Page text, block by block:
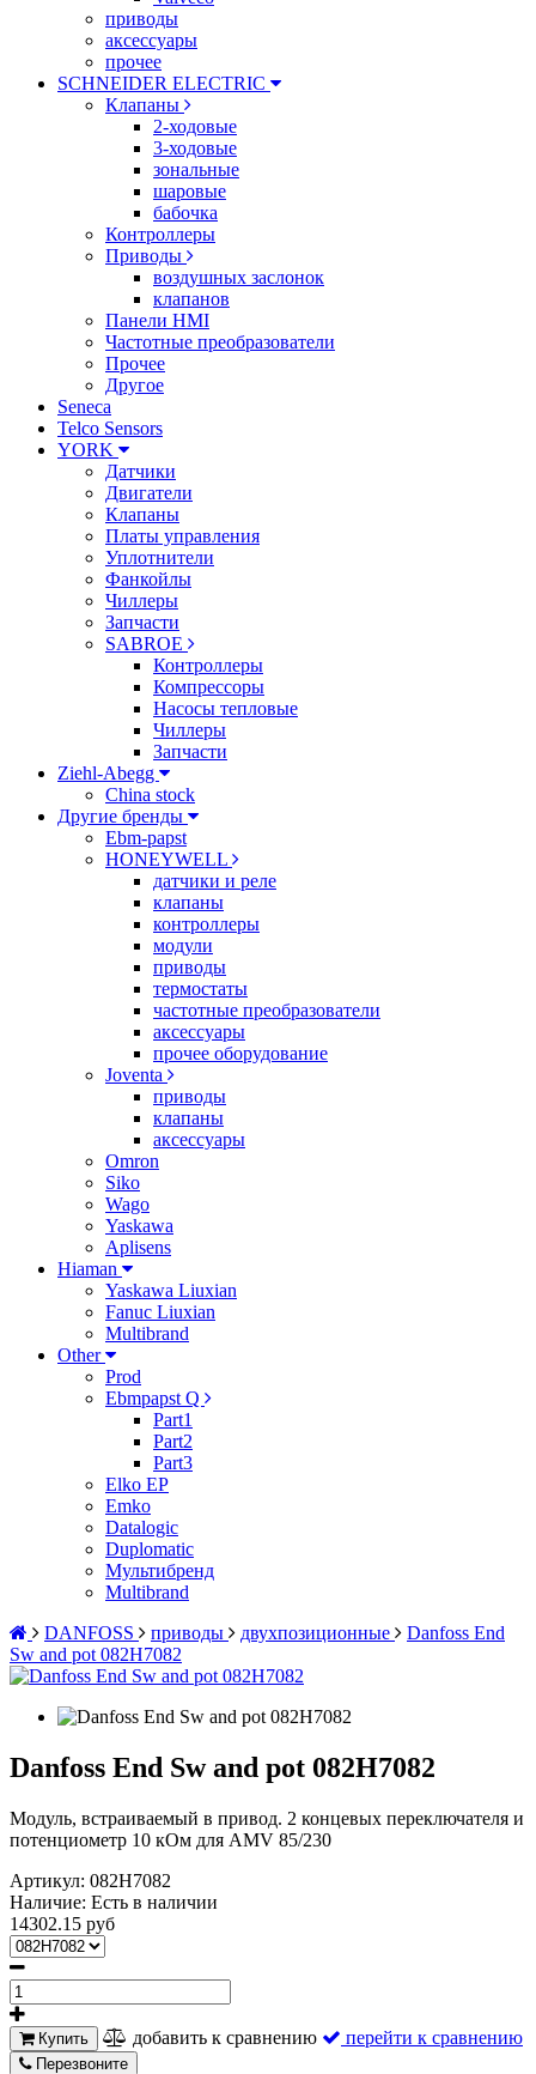
приводы
аксессуары
прочее
SCHNEIDER ELECTRIC
Клапаны
2-ходовые
3-ходовые
зональные
шаровые
бабочка
Контроллеры
Приводы
воздушных заслонок
клапанов
Панели HMI
Частотные преобразователи
Прочее
Другое
Seneca
Telco Sensors
YORK
Датчики
Двигатели
Клапаны
Платы управления
Уплотнители
Фанкойлы
Чиллеры
Запчасти
SABROE
Контроллеры
Компрессоры
Насосы тепловые
Чиллеры
Запчасти
Ziehl-Abegg
China stock
Другие бренды
Ebm-papst
HONEYWELL
датчики и реле
клапаны
контроллеры
модули
приводы
термостаты
частотные преобразователи
аксессуары
прочее оборудование
Joventa
приводы
клапаны
аксессуары
Omron
Siko
Wago
Yaskawa
Aplisens
Hiaman
Yaskawa Liuxian
Fanuc Liuxian
Multibrand
Other
Prod
Ebmpapst Q
Part1
Part2
Part3
Elko EP
Emko
Datalogic
Duplomatic
Мультибренд
Multibrand
DANFOSS
приводы двухпозиционные
Danfoss End
Sw and pot 082H7082
Danfoss End Sw and pot 082H7082
Модуль, встраиваемый в привод. 2 концевых переключателя и
потенциометр 10 кОм для AMV 85/230
Артикул: 082H7082
Наличие: Есть в наличии
14302.15 руб
Купить добавить к сравнению перейти к сравнению
Перезвоните